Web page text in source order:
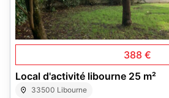
388 €
Local d'activité libourne 25 m²
33500 Libourne